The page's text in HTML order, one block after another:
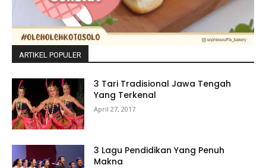
ARTIKEL POPULER
3 Tari Tradisional Jawa Tengah
Yang Terkenal
April 27, 2017
3 Lagu Pendidikan Yang Penuh
Makna